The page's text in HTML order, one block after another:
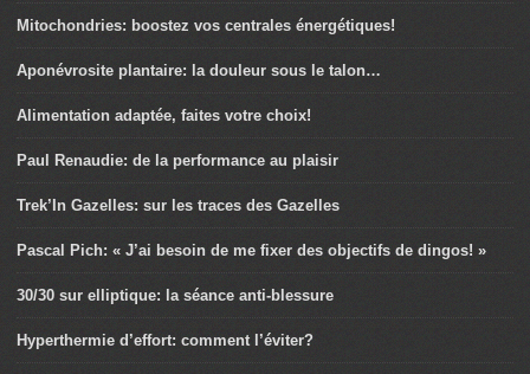
Mitochondries: boostez vos centrales énergétiques!
Aponévrosite plantaire: la douleur sous le talon…
Alimentation adaptée, faites votre choix!
Paul Renaudie: de la performance au plaisir
Trek’In Gazelles: sur les traces des Gazelles
Pascal Pich: « J’ai besoin de me fixer des objectifs de dingos! »
30/30 sur elliptique: la séance anti-blessure
Hyperthermie d’effort: comment l’éviter?